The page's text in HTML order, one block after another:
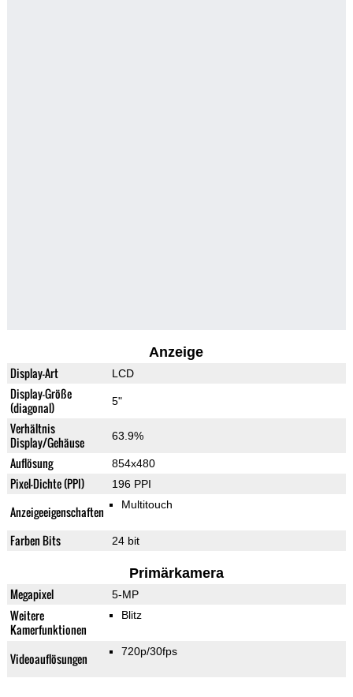
Anzeige
Display-Art LCD
Display-Größe
(diagonal)
5"
Verhältnis
Display/Gehäuse
63.9%
Auflösung 854x480
Pixel-Dichte (PPI) 196 PPI
Anzeigeeigenschaften Multitouch
Farben Bits 24 bit
Primärkamera
Megapixel 5-MP
Weitere
Kamerfunktionen
Blitz
Videoauflösungen 720p/30fps